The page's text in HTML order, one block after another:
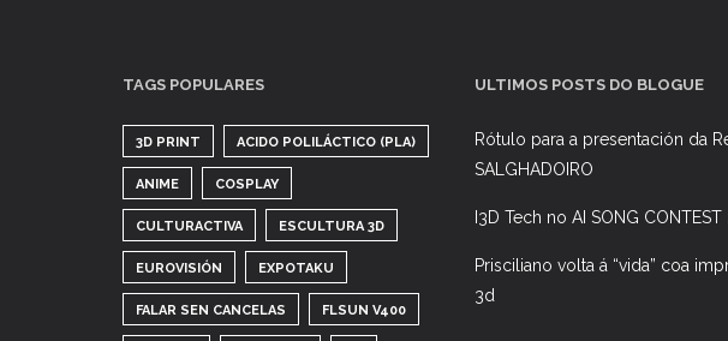
TAGS POPULARES
3D PRINT ACIDO POLILÁCTICO (PLA)
ANIME COSPLAY
CULTURACTIVA ESCULTURA 3D
EUROVISIÓN EXPOTAKU
FALAR SEN CANCELAS FLSUN V400
ULTIMOS POSTS DO BLOGUE
Rótulo para a presentación da
SALGHADOIRO
I3D Tech no AI SONG CONTEST
Prisciliano volta á “vida” coa
3d